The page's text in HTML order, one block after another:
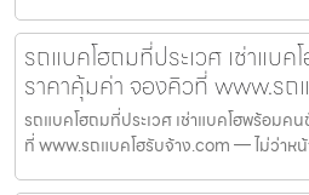
รถแบคโฮถมที่ประเวศ เช่าแบ
ราคาคุ้มค่า จองคิวที่ www.รถ
รถแบคโฮถมที่ประเวศ เช่าแบคโฮพร้อมค
ที่ www.รถแบคโฮรับจ้าง.com — ไม่ว่าห